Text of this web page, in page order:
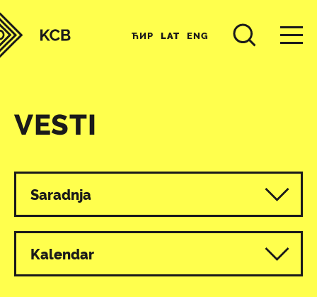
ЋИР LAT ENG
VESTI
Svi programi
Saradnja
Kalendar